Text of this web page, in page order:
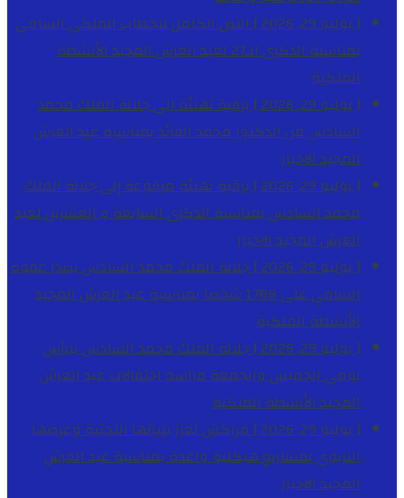
[ يوليو 29, 2026 ]
النص الكامل للخطاب الملكي السامي
بمناسبة الذكرى الـ27 لعيد العرش المجيد
الأنشطة
الملكية
[ يوليو 29, 2026 ]
برقية تهنئة الى جلالة الملك محمد
السادس من الدكتور محمد الفائد بمناسبة عيد العرش
المجيدالاخبار
[ يوليو 29, 2026 ]
برقية تهنئة مرفوعة إلى جلالة الملك
محمد السادس بمناسبة الذكرى السابعة و العشرين لعيد
العرش المجيدالاخبار
[ يوليو 29, 2026 ]
جلالة الملك محمد السادس يصدر عفوه
السامي على 1788 شخصا بمناسبة عيد العرش المجيد
الأنشطة الملكية
[ يوليو 29, 2026 ]
جلالة الملك محمد السادس يترأس
يومي الخميس والجمعة مراسم احتفالات عيد العرش
المجيدالأنشطة الملكية
[ يوليو 29, 2026 ]
مراكش تعزز بنياتها التحتية وعرضها
التربوي بمشاريع هيكلية واعدة بمناسبة عيد العرش
المجيدالاخبار